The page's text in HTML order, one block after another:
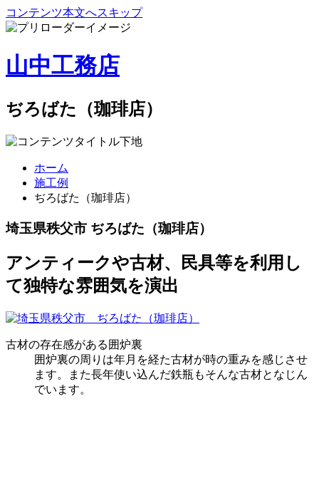
コンテンツ本文へスキップ
山中工務店
ぢろばた（珈琲店）
ホーム
施工例
ぢろばた（珈琲店）
埼玉県秩父市 ぢろばた（珈琲店）
アンティークや古材、民具等を利用し
て独特な雰囲気を演出
古材の存在感がある囲炉裏
囲炉裏の周りは年月を経た古材が時の重みを感じさせ
ます。また長年使い込んだ鉄瓶もそんな古材となじん
でいます。